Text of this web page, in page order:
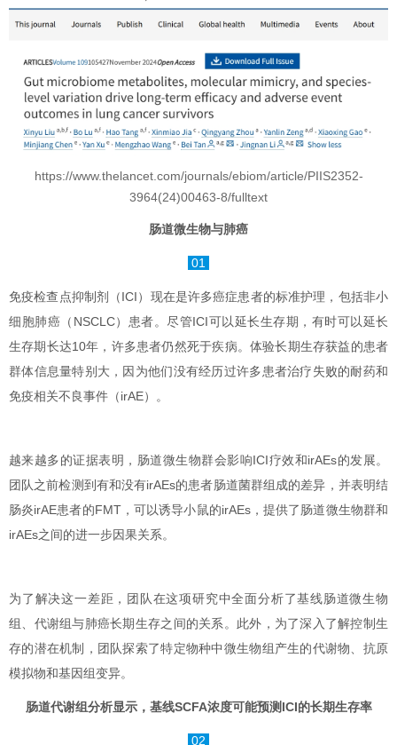
https://www.thelancet.com/journals/ebiom/article/PIIS2352-
3964(24)00463-8/fulltext
肠道微生物与肺癌
01
免疫检查点抑制剂（ICI）现在是许多癌症患者的标准护理，包括非小
细胞肺癌（NSCLC）患者。尽管ICI可以延长生存期，有时可以延长
生存期长达10年，许多患者仍然死于疾病。体验长期生存获益的患者
群体信息量特别大，因为他们没有经历过许多患者治疗失败的耐药和
免疫相关不良事件（irAE）。
越来越多的证据表明，肠道微生物群会影响ICI疗效和irAEs的发展。
团队之前检测到有和没有irAEs的患者肠道菌群组成的差异，并表明结
肠炎irAE患者的FMT，可以诱导小鼠的irAEs，提供了肠道微生物群和
irAEs之间的进一步因果关系。
为了解决这一差距，团队在这项研究中全面分析了基线肠道微生物
组、代谢组与肺癌长期生存之间的关系。此外，为了深入了解控制生
存的潜在机制，团队探索了特定物种中微生物组产生的代谢物、抗原
模拟物和基因组变异。
肠道代谢组分析显示，基线SCFA浓度可能预测ICI的长期生存率
02